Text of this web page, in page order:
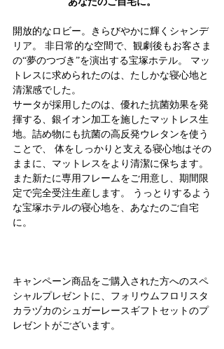
開放的なロビー。きらびやかに輝くシャンデ
リア。 非日常的な空間で、観劇後もお客さま
の“夢のつづき”を演出する宝塚ホテル。 マッ
トレスに求められたのは、たしかな寝心地と
清潔感でした。
サータが採用したのは、優れた抗菌効果を発
揮する、銀イオン加工を施したマットレス生
地。詰め物にも抗菌の高反発ウレタンを使う
ことで、 体をしっかりと支える寝心地はその
ままに、マットレスをより清潔に保ちます。
また新たに専用フレームをご用意し、期間限
定で完全受注生産します。 うっとりするよう
な宝塚ホテルの寝心地を、あなたのご自宅
に。
キャンペーン商品をご購入された方へのスペ
シャルプレゼントに、フォリウムフロリスタ
カラヅカのシュガーレースギフトセットのプ
レゼントがございます。